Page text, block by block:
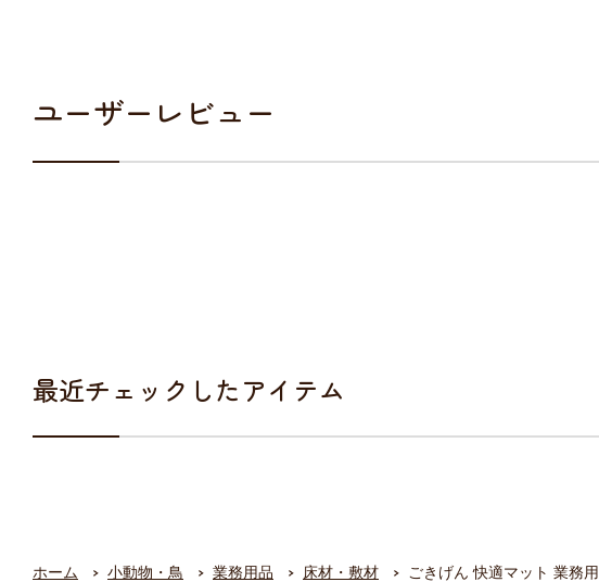
ユーザーレビュー
最近チェックしたアイテム
ホーム 小動物・鳥 業務用品 床材・敷材 ごきげん 快適マット 業務